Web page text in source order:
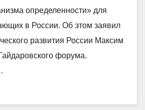
определенности» для
в России. Об этом заявил
развития России Максим
форума.